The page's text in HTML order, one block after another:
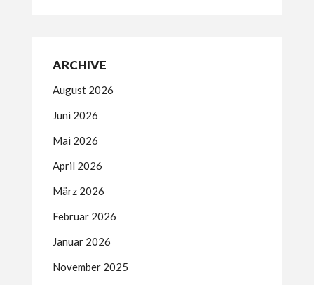
ARCHIVE
August 2026
Juni 2026
Mai 2026
April 2026
März 2026
Februar 2026
Januar 2026
November 2025